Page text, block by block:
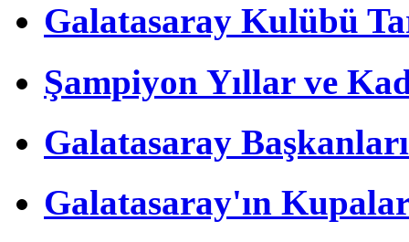
Galatasaray Kulübü
Şampiyon Yıllar ve
Galatasaray Başkanları
Galatasaray'ın